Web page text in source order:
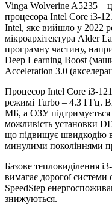
Vinga Wolverine A5235 –
процесора Intel Core i3-
Intel, яке вийшло у 2022
мікроархітектура Alder
програмну частину,
Deep Learning Boost
Acceleration 3.0
Процесор Intel Core i3-
режимі Turbo – 4.3 ГГц.
МБ, а ОЗУ підтримується
можливість установки
що підвищує швидкодію
минулими поколіннями
Базове тепловиділення
вимагає дорогої
SpeedStep
знижуються.